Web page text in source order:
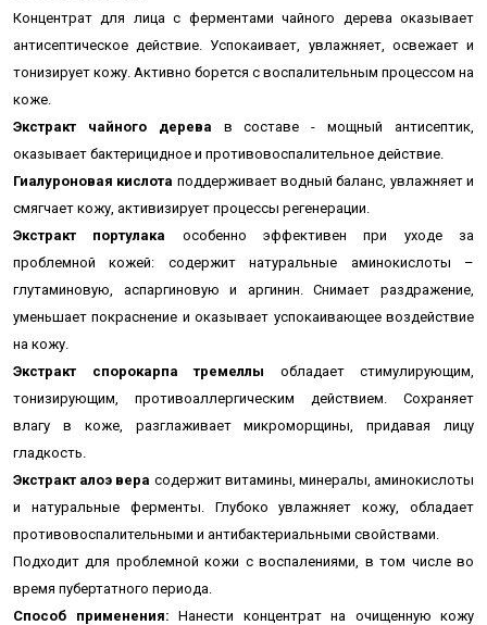
Концентрат для лица с ферментами чайного дерева оказывает
антисептическое действие. Успокаивает, увлажняет, освежает и
тонизирует кожу. Активно борется с воспалительным процессом на
коже.
Экстракт чайного дерева в составе - мощный антисептик,
оказывает бактерицидное и противовоспалительное действие.
Гиалуроновая кислота поддерживает водный баланс, увлажняет и
смягчает кожу, активизирует процессы регенерации.
Экстракт портулака особенно эффективен при уходе за
проблемной кожей: содержит натуральные аминокислоты –
глутаминовую, аспаргиновую и аргинин. Снимает раздражение,
уменьшает покраснение и оказывает успокаивающее воздействие
на кожу.
Экстракт спорокарпа тремеллы обладает стимулирующим,
тонизирующим, противоаллергическим действием. Сохраняет
влагу в коже, разглаживает микроморщины, придавая лицу
гладкость.
Экстракт алоэ вера содержит витамины, минералы, аминокислоты
и натуральные ферменты. Глубоко увлажняет кожу, обладает
противовоспалительными и антибактериальными свойствами.
Подходит для проблемной кожи с воспалениями, в том числе во
время пубертатного периода.
Способ применения: Нанести концентрат на очищенную кожу